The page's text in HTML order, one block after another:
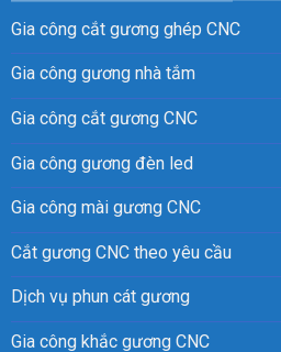
Gia công cắt gương ghép CNC
Gia công gương nhà tắm
Gia công cắt gương CNC
Gia công gương đèn led
Gia công mài gương CNC
Cắt gương CNC theo yêu cầu
Dịch vụ phun cát gương
Gia công khắc gương CNC